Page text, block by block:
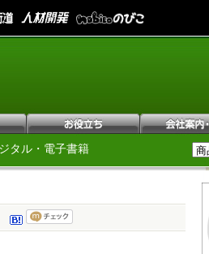
タル・電子書籍